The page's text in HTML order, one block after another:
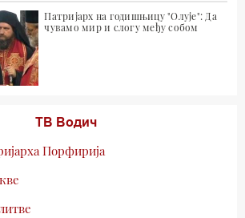
Патријарх на годишњицу "Олује": Да
чувамо мир и слогу међу собом
ТВ Водич
Порфирија